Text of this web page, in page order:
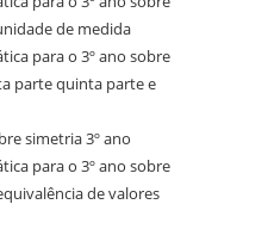
de medida
para o 3º ano sobre
parte quinta parte e
simetria 3º ano
para o 3º ano sobre
de valores